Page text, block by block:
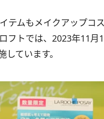
テムもメイクアップコ
フトでは、2023年11月
ています。